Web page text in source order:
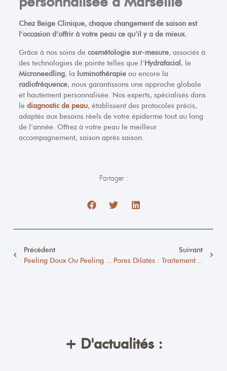
Chez Beige Clinique, chaque changement de saison est
l’occasion d’offrir à votre peau ce qu’il y a de mieux.
Grâce à nos soins de cosmétologie sur-mesure, associés à
des technologies de pointe telles que l’Hydrafacial , le
Microneedling, la luminothérapieou encore la
radiofréquence, nous garantissons une approche globale
et hautement personnalisée. Nos experts, spécialisés dans
le diagnostic de peau, établissent des protocoles précis,
adaptés aux besoins réels de votre épiderme tout au long
de l’année. Offrez à votre peau le meilleur
accompagnement, saison après saison.
Partager :
Précédent
Peeling Doux Ou Peeling Profond : Sublimez Votre Peau Avec Le Protocole Idéal À Marseille
Suivant
Pores Dilatés : Traitements Esthétiques Efficaces À Marseille
+ D'actualités :